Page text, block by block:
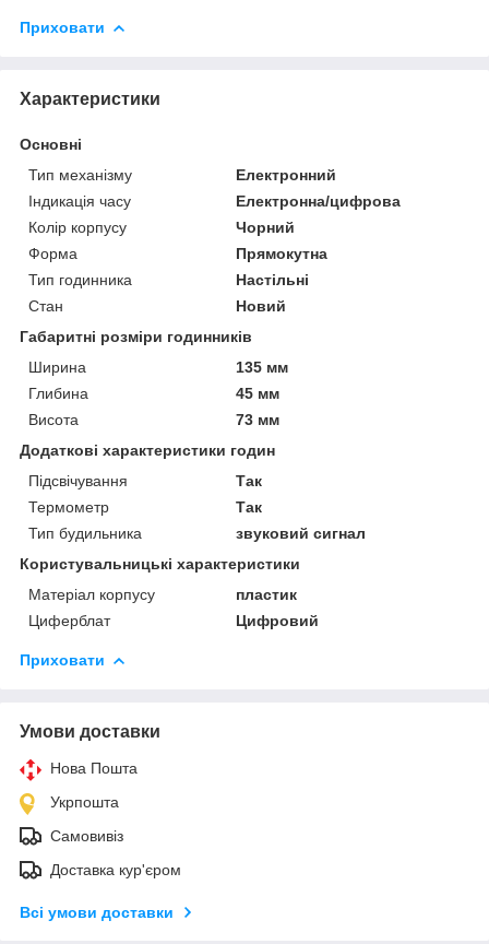
Приховати
Характеристики
Основні
Тип механізму
Електронний
Індикація часу
Електронна/цифрова
Колір корпусу
Чорний
Форма
Прямокутна
Тип годинника
Настільні
Стан
Новий
Габаритні розміри годинників
Ширина
135 мм
Глибина
45 мм
Висота
73 мм
Додаткові характеристики годин
Підсвічування
Так
Термометр
Так
Тип будильника
звуковий сигнал
Користувальницькі характеристики
Матеріал корпусу
пластик
Циферблат
Цифровий
Приховати
Умови доставки
Нова Пошта
Укрпошта
Самовивіз
Доставка кур'єром
Всі умови доставки